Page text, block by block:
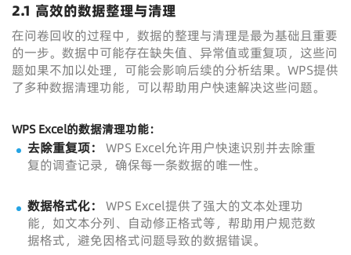
2.1 高效的数据整理与清理
在问卷回收的过程中，数据的整理与清理是最为基础且重要
的一步。数据中可能存在缺失值、异常值或重复项，这些问
题如果不加以处理，可能会影响后续的分析结果。WPS提供
了多种数据清理功能，可以帮助用户快速解决这些问题。
WPS Excel的数据清理功能：
去除重复项：
WPS Excel允许用户快速识别并去除重
复的调查记录，确保每一条数据的唯一性。
数据格式化：
WPS Excel提供了强大的文本处理功
能，如文本分列、自动修正格式等，帮助用户规范数
据格式，避免因格式问题导致的数据错误。